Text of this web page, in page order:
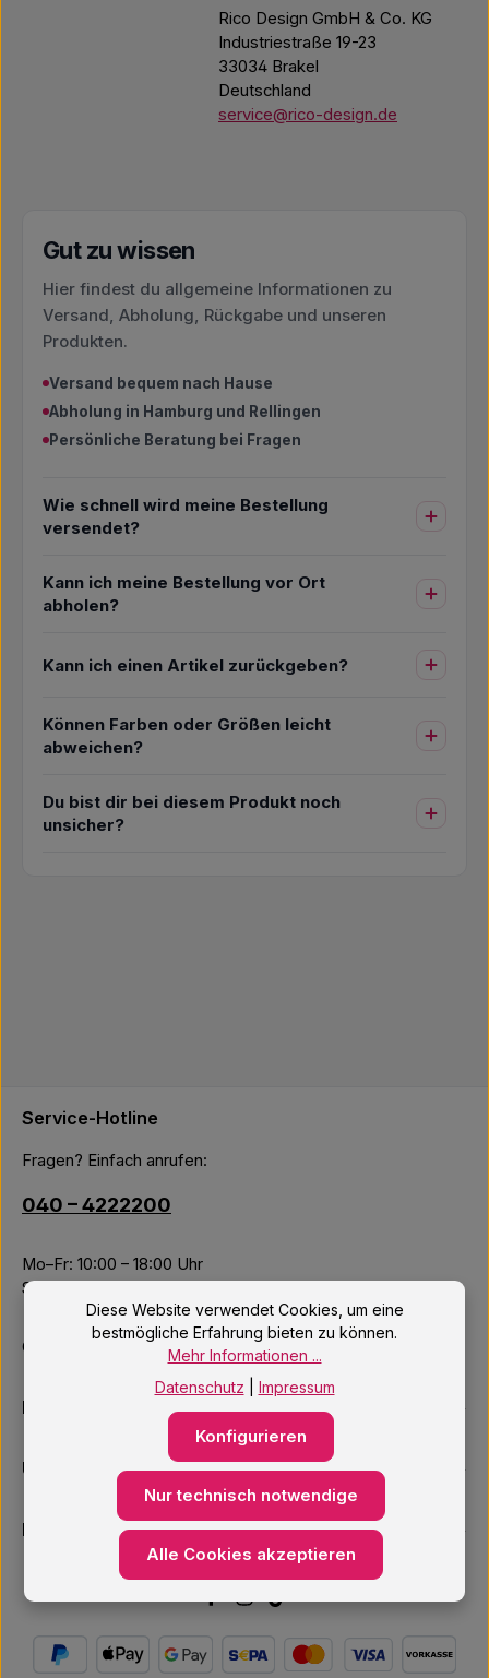
Rico Design GmbH & Co. KG
Industriestraße 19-23
33034 Brakel
Deutschland
service@rico-design.de
Gut zu wissen
Hier findest du allgemeine Informationen zu
Versand, Abholung, Rückgabe und unseren
Produkten.
Versand bequem nach Hause
Abholung in Hamburg und Rellingen
Persönliche Beratung bei Fragen
Wie schnell wird meine Bestellung
versendet?
Kann ich meine Bestellung vor Ort
abholen?
Kann ich einen Artikel zurückgeben?
Können Farben oder Größen leicht
abweichen?
Du bist dir bei diesem Produkt noch
unsicher?
Service-Hotline
Fragen? Einfach anrufen:
040 – 4222200
Mo–Fr: 10:00 – 18:00 Uhr
Sa: 09:00 – 14:00 Uhr
Oder über unserKontaktformular.
Informationen
Unsere Services
Newsletter
Diese Website verwendet Cookies, um eine
bestmögliche Erfahrung bieten zu können.
Mehr Informationen ...
Datenschutz
Impressum
Nur technisch notwendige
Konfigurieren
Alle Cookies akzeptieren